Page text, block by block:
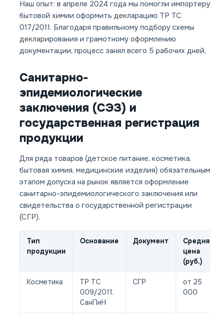
Наш опыт: в апреле 2024 года мы помогли импортеру
бытовой химии оформить декларацию ТР ТС
017/2011. Благодаря правильному подбору схемы
декларирования и грамотному оформлению
документации, процесс занял всего 5 рабочих дней.
Санитарно-
эпидемиологические
заключения (СЭЗ) и
государственная регистрация
продукции
Для ряда товаров (детское питание, косметика,
бытовая химия, медицинские изделия) обязательным
этапом допуска на рынок является оформление
санитарно-эпидемиологического заключения или
свидетельства о государственной регистрации
(СГР).
Тип
продукции
Основание Документ
Средняя
цена
(руб.)
Косметика
ТР ТС
009/2011,
СанПиН
СГР
от 25
000